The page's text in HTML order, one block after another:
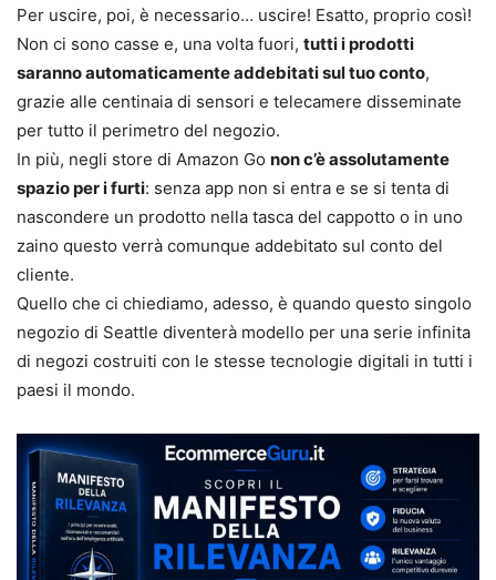
Per uscire, poi, è necessario… uscire! Esatto, proprio così!
Non ci sono casse e, una volta fuori, tutti i prodotti
saranno automaticamente addebitati sul tuo conto,
grazie alle centinaia di sensori e telecamere disseminate
per tutto il perimetro del negozio.
In più, negli store di Amazon Go non c’è assolutamente
spazio per i furti: senza app non si entra e se si tenta di
nascondere un prodotto nella tasca del cappotto o in uno
zaino questo verrà comunque addebitato sul conto del
cliente.
Quello che ci chiediamo, adesso, è quando questo singolo
negozio di Seattle diventerà modello per una serie infinita
di negozi costruiti con le stesse tecnologie digitali in tutti i
paesi il mondo.